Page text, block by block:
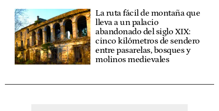
La ruta fácil de montaña que
lleva a un palacio
abandonado del siglo XIX:
cinco kilómetros de sendero
entre pasarelas, bosques y
molinos medievales